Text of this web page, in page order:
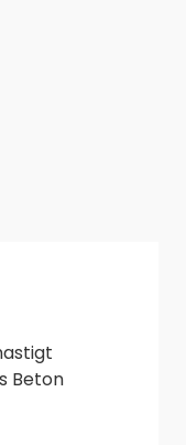
Beton